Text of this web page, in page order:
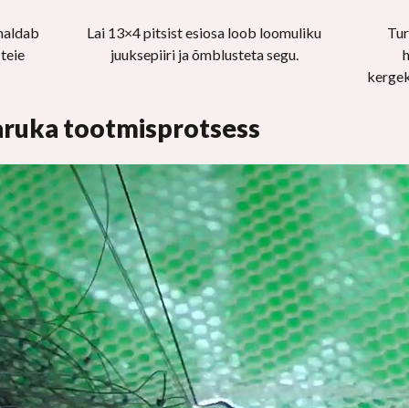
Lai 13×4 pitsist esiosa loob loomuliku
juuksepiiri ja õmblusteta segu.
tootmisprotsess